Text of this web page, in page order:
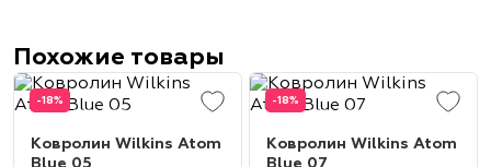
Похожие товары
-18%
Ковролин Wilkins Atom
Blue 05
-18%
Ковролин Wilkins Atom
Blue 07